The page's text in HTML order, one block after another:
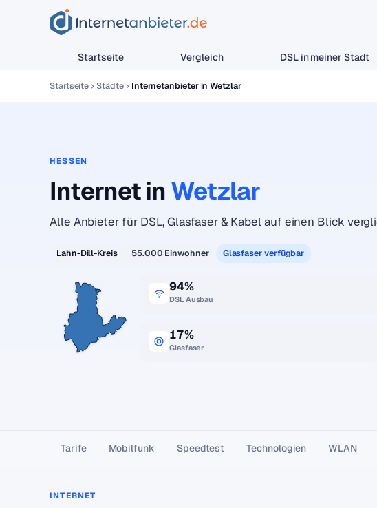
Startseite Vergleich DSL in meiner Stadt
Startseite Städte Internetanbieter in Wetzlar
HESSEN
Internet in Wetzlar
Alle Anbieter für DSL, Glasfaser & Kabel auf einen Blick
Lahn-Dill-Kreis 55.000 Einwohner Glasfaser verfügbar
94%
DSL Ausbau
17%
Glasfaser
Tarife Mobilfunk Speedtest Technologien WLAN
INTERNET